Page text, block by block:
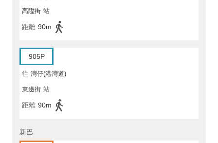
高陞街 站
距離 90m
905P
往 灣仔(港灣道)
東邊街 站
距離 90m
新巴